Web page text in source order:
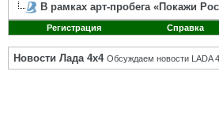
В рамках арт-пробега «Покажи
Регистрация Справка
Новости Лада 4х4 Обсуждаем новости LADA